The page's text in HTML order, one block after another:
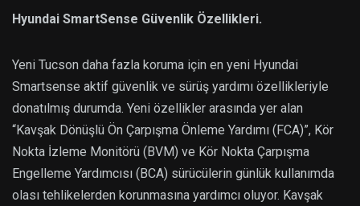
Hyundai SmartSense Güvenlik Özellikleri.
Yeni Tucson daha fazla koruma için en yeni Hyundai
Smartsense aktif güvenlik ve sürüş yardımı özellikleriyle
donatılmış durumda. Yeni özellikler arasında yer alan
“Kavşak Dönüşlü Ön Çarpışma Önleme Yardımı (FCA)”, Kör
Nokta İzleme Monitörü (BVM) ve Kör Nokta Çarpışma
Engelleme Yardımcısı (BCA) sürücülerin günlük kullanımda
olası tehlikelerden korunmasına yardımcı oluyor. Kavşak